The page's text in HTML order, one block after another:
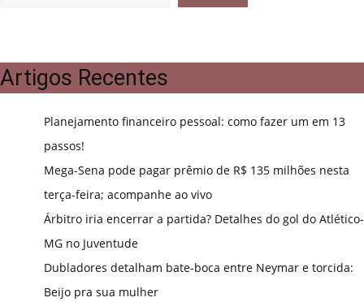
Artigos Recentes
Planejamento financeiro pessoal: como fazer um em 13
passos!
Mega-Sena pode pagar prêmio de R$ 135 milhões nesta
terça-feira; acompanhe ao vivo
Árbitro iria encerrar a partida? Detalhes do gol do Atlético-
MG no Juventude
Dubladores detalham bate-boca entre Neymar e torcida:
Beijo pra sua mulher